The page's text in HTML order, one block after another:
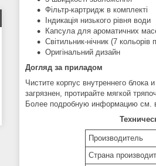
Фільтр-картридж в комплекті
Індикація низького рівня води
Капсула для ароматичних
Світильник-нічник (7 кольорів
Оригінальний дизайн
Догляд за приладом
Чистите корпус внутреннего
загрязнен, протирайте мягкой
Более подробную информацию см. в
Производитель
Страна